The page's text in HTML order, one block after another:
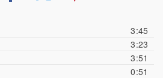
3:45
3:23
3:51
0:51